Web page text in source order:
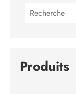
Produits